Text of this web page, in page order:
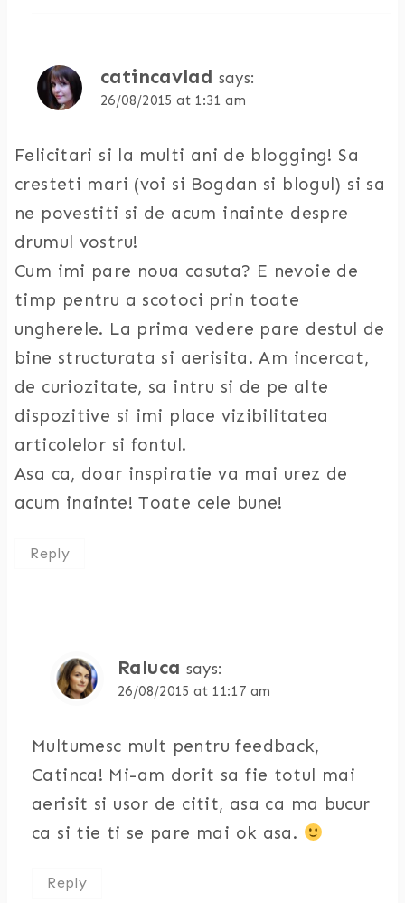
catincavlad says:
26/08/2015 at 1:31 am
Felicitari si la multi ani de blogging! Sa
cresteti mari (voi si Bogdan si blogul) si sa
ne povestiti si de acum inainte despre
drumul vostru!
Cum imi pare noua casuta? E nevoie de
timp pentru a scotoci prin toate
ungherele. La prima vedere pare destul de
bine structurata si aerisita. Am incercat,
de curiozitate, sa intru si de pe alte
dispozitive si imi place vizibilitatea
articolelor si fontul.
Asa ca, doar inspiratie va mai urez de
acum inainte! Toate cele bune!
Reply
Raluca says:
26/08/2015 at 11:17 am
Multumesc mult pentru feedback,
Catinca! Mi-am dorit sa fie totul mai
aerisit si usor de citit, asa ca ma bucur
ca si tie ti se pare mai ok asa.
Reply